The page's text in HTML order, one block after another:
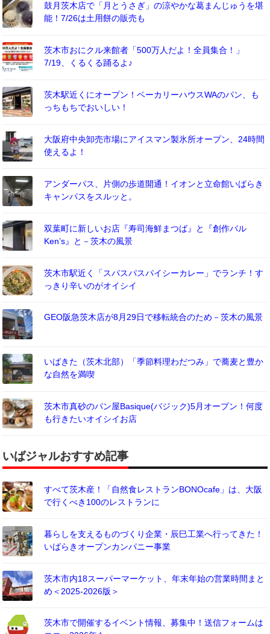
鼓月茨木店で「月とうさぎ」の涼やかな葛まんじゅうを堪
能！7/26は土用餅の販売も
茨木市おにクル来館者「500万人だよ！全員集合！」
7/19、くるくる踊るよ♪
茨木駅近くにオープン！ベーカリーハウスWAのパン、も
っちもちでおいしい！
大阪府中央卸売市場にアイスマン製氷所オープン、24時間
使えるよ！
アンダーパス、片側の歩道開通！イオンと立命館いばらき
キャンパスをスルッと。
双葉町に新しいお店『寿司海鮮まつば』と『創作バル
Ken’s』と－茨木の風景
茨木市駅近く「スパスパスパイシーカレー」でランチ！す
っきり辛いのがオイシイ
GEO阪急茨木店が8月29日で移転統合のため－茨木の風景
いばきた（茨木北部）「季節料理わだつみ」で蕎麦と豊か
な自然を満喫
茨木市真砂のパン屋Basique(バジック)5月オープン！何度
も行きたいオイシイお店
いばジャルおすすめ記事
すべて茨木産！「自然食レストランBONOcafe」は、大阪
で行くべき100のレストランに
暮らしを支えるものづくり企業・辰巳工業へ行ってきた！
いばらきオープンカンパニー事業
茨木市内18スーパーマーケット、年末年始の営業時間まと
め＜2025-2026版＞
茨木市で開催するイベント情報、募集中！送信フォームは